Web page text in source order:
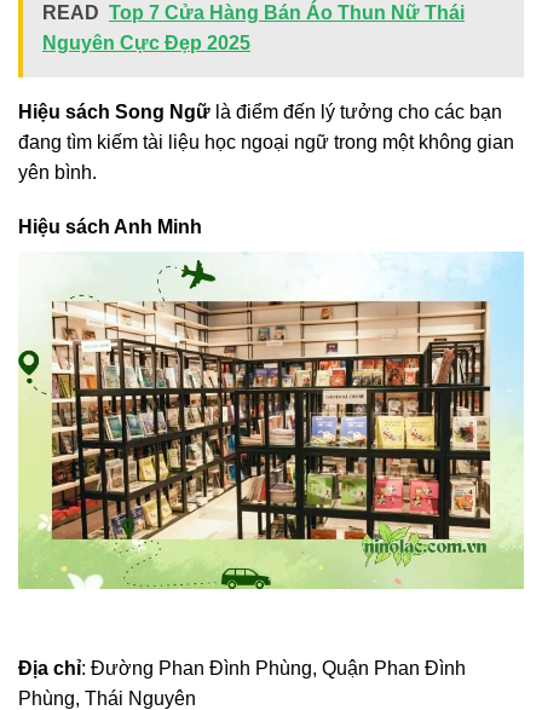
READ Top 7 Cửa Hàng Bán Áo Thun Nữ Thái
Nguyên Cực Đẹp 2025
Hiệu sách Song Ngữ là điểm đến lý tưởng cho các bạn
đang tìm kiếm tài liệu học ngoại ngữ trong một không gian
yên bình.
Hiệu sách Anh Minh
Địa chỉ: Đường Phan Đình Phùng, Quận Phan Đình
Phùng, Thái Nguyên